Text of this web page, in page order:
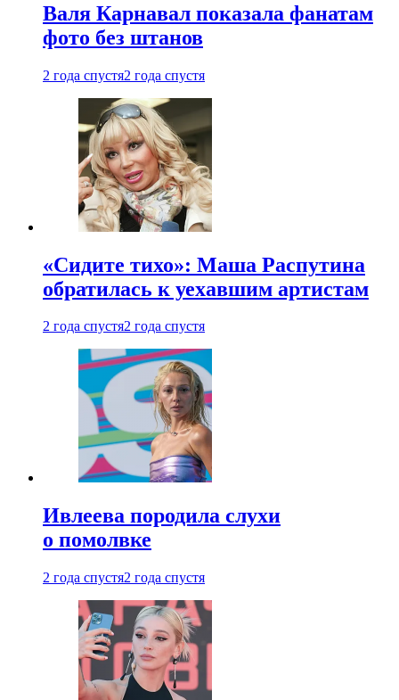
Валя Карнавал показала фанатам
фото без штанов
2 года спустя2 года спустя
«Сидите тихо»: Маша Распутина
обратилась к уехавшим артистам
2 года спустя2 года спустя
Ивлеева породила слухи
о помолвке
2 года спустя2 года спустя